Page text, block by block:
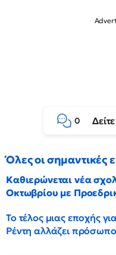
0
Όλες οι σημαντικές
Καθιερώνεται νέα
Οκτωβρίου με
Το τέλος μιας εποχής
Ρέντη αλλάζει πρόσωπο